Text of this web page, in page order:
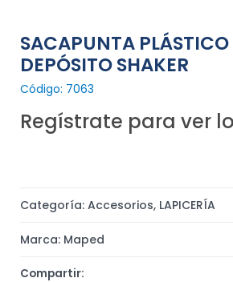
SACAPUNTA
DEPÓSITO SHAKER
Código: 7063
Regístrate para ver
Categoría: Accesorios, LAPICERÍA
Marca: Maped
Compartir: